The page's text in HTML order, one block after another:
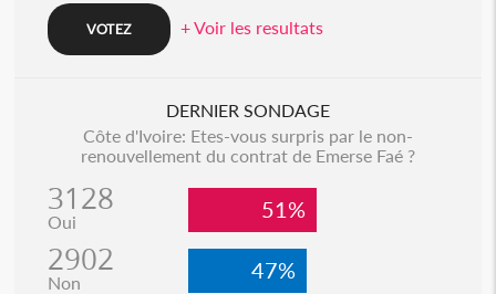
+ Voir les resultats
DERNIER SONDAGE
Côte d'Ivoire: Etes-vous surpris par le non-
renouvellement du contrat de Emerse Faé ?
3128
Oui 51%
2902
Non 47%